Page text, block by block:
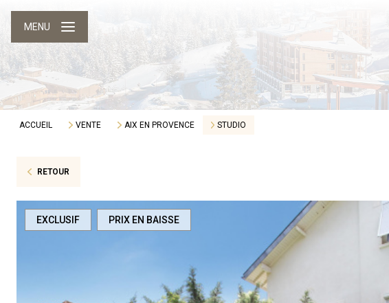
MENU
ACCUEIL VENTE AIX EN PROVENCE STUDIO
RETOUR
EXCLUSIF PRIX EN BAISSE